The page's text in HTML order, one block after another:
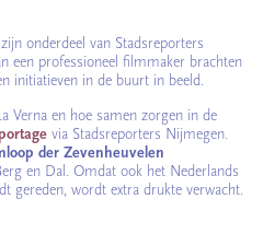
onderdeel van Stadsreporters
een professioneel filmmaker brachten
initiatieven in de buurt in beeld.
Verna en hoe samen zorgen in de
via Stadsreporters Nijmegen.
der Zevenheuvelen
en Dal. Omdat ook het Nederlands
gereden, wordt extra drukte verwacht.